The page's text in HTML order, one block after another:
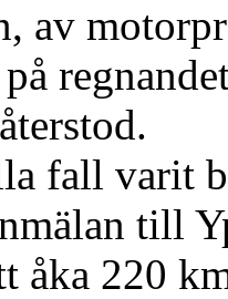
av
fall varit
till
åka 220